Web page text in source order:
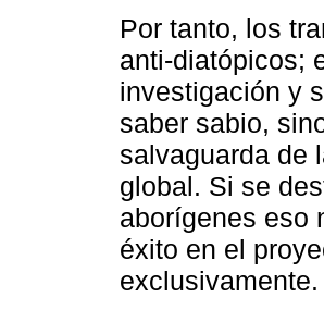
Por tanto, los
anti-diatópicos;
investigación y
saber sabio,
salvaguarda de
global. Si se
aborígenes eso
éxito en el
exclusivamente.